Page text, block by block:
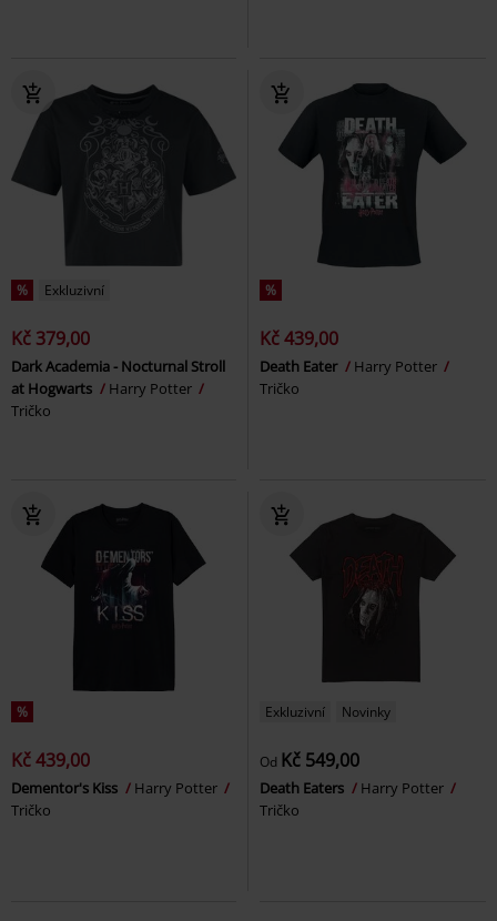
% Exkluzivní
Kč 379,00
Dark Academia - Nocturnal Stroll
at Hogwarts
Harry Potter
Tričko
%
Kč 439,00
Death Eater
Harry Potter
Tričko
%
Kč 439,00
Dementor's Kiss
Harry Potter
Tričko
Exkluzivní Novinky
Od Kč 549,00
Death Eaters
Harry Potter
Tričko